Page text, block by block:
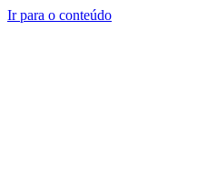
Ir para o conteúdo